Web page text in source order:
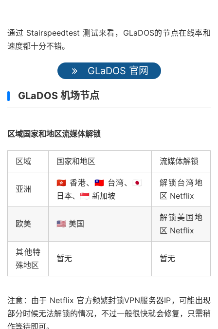
通过 Stairspeedtest 测试来看，GLaDOS的节点在线率和
速度都十分不错。
GLaDOS 官网
GLaDOS 机场节点
区域国家和地区流媒体解锁
区域 国家和地区 流媒体解锁
亚洲
🇭🇰 香港、🇹🇼 台湾、🇯🇵
日本、🇸🇬 新加坡
解锁台湾地
区 Netflix
欧美 🇺🇸 美国
解锁美国地
区 Netflix
其他特
殊地区
暂无 暂无
注意：由于 Netflix 官方频繁封锁VPN服务器IP，可能出现
部分时候无法解锁的情况，不过一般很快就会修复，只需稍
作等待即可。